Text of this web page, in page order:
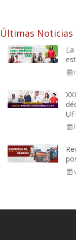
Últimas Noticias